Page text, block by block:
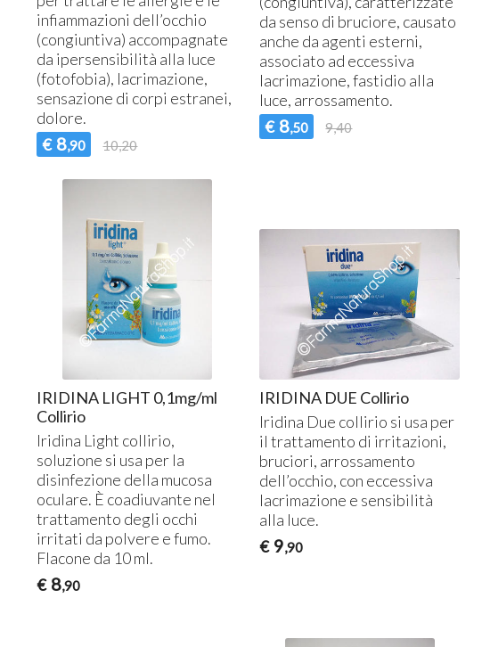
infiammazioni dell’occhio
(congiuntiva) accompagnate
da ipersensibilità alla luce
(fotofobia), lacrimazione,
sensazione di corpi estranei,
dolore.
€ 8,90 10,20
da senso di bruciore, causato
anche da agenti esterni,
associato ad eccessiva
lacrimazione, fastidio alla
luce, arrossamento.
€ 8,50 9,40
IRIDINA LIGHT 0,1mg/ml
Collirio
Iridina Light collirio,
soluzione si usa per la
disinfezione della mucosa
oculare. È coadiuvante nel
trattamento degli occhi
irritati da polvere e fumo.
Flacone da 10 ml.
€ 8,90
IRIDINA DUE Collirio
Iridina Due collirio si usa per
il trattamento di irritazioni,
bruciori, arrossamento
dell’occhio, con eccessiva
lacrimazione e sensibilità
alla luce.
€ 9,90